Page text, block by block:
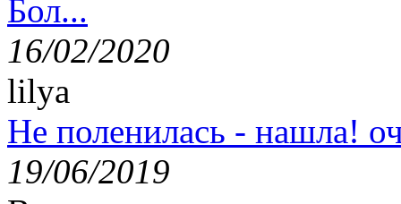
Бол...
16/02/2020
lilya
Не поленилась - нашла!
19/06/2019